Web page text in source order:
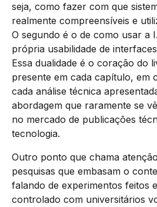
seja, como fazer com que
realmente compreensíveis e
O segundo é o de como usar a
própria usabilidade de
Essa dualidade é o coração do
presente em cada capítulo, em
cada análise técnica
abordagem que raramente se
no mercado de publicações
tecnologia.
Outro ponto que chama
pesquisas que embasam o
falando de experimentos feitos
controlado com universitários